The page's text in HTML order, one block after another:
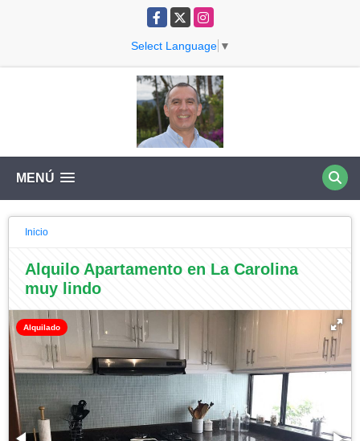
Facebook
X Instagram
Select Language ▼
MENÚ
Inicio
Alquilo Apartamento en La Carolina
muy lindo
Alquilado